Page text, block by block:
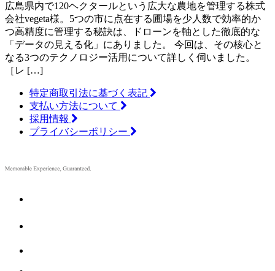
広島県内で120ヘクタールという広大な農地を管理する株式
会社vegeta様。5つの市に点在する圃場を少人数で効率的か
つ高精度に管理する秘訣は、ドローンを軸とした徹底的な
「データの見える化」にありました。 今回は、その核心と
なる3つのテクノロジー活用について詳しく伺いました。
［レ […]
特定商取引法に基づく表記
支払い方法について
採用情報
プライバシーポリシー